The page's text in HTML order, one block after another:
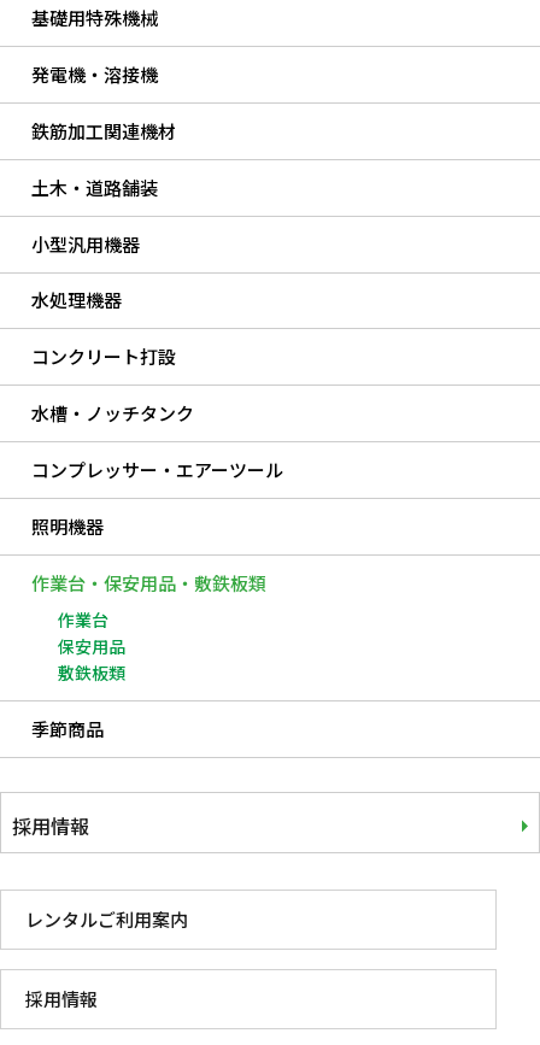
基礎用特殊機械
発電機・溶接機
鉄筋加工関連機材
土木・道路舗装
小型汎用機器
水処理機器
コンクリート打設
水槽・ノッチタンク
コンプレッサー・エアーツール
照明機器
作業台・保安用品・敷鉄板類
作業台
保安用品
敷鉄板類
季節商品
採用情報
レンタルご利用案内
採用情報